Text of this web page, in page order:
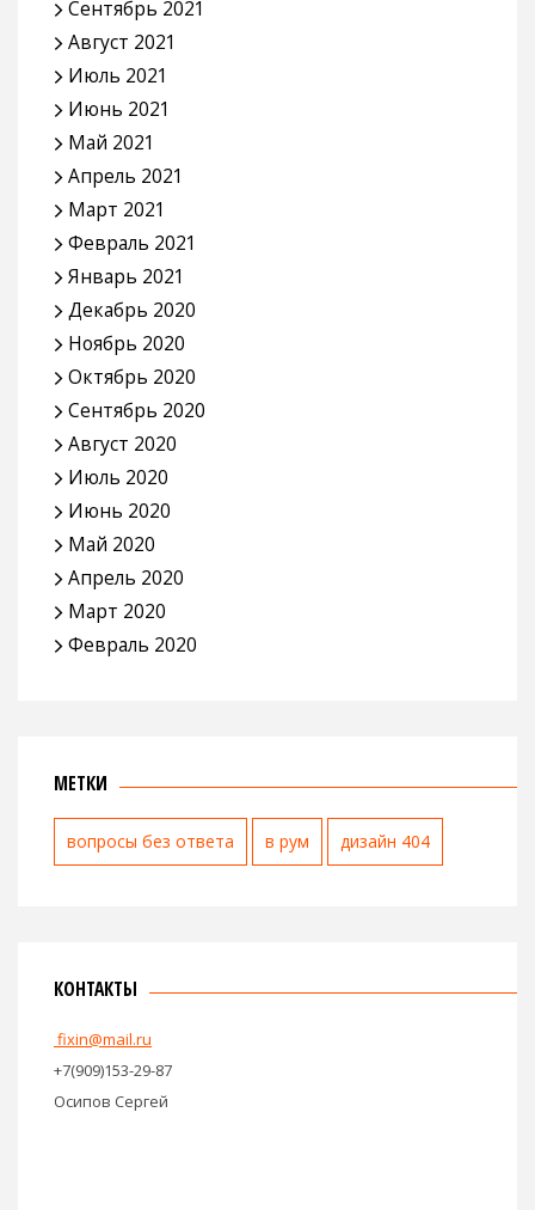
Сентябрь 2021
Август 2021
Июль 2021
Июнь 2021
Май 2021
Апрель 2021
Март 2021
Февраль 2021
Январь 2021
Декабрь 2020
Ноябрь 2020
Октябрь 2020
Сентябрь 2020
Август 2020
Июль 2020
Июнь 2020
Май 2020
Апрель 2020
Март 2020
Февраль 2020
МЕТКИ
вопросы без ответа в рум дизайн 404
КОНТАКТЫ
fixin@mail.ru
+7(909)153-29-87
Осипов Сергей